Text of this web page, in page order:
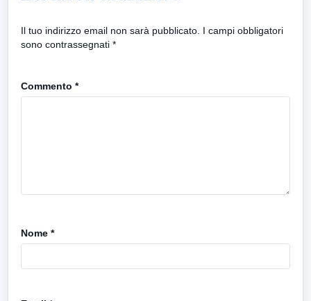
Il tuo indirizzo email non sarà pubblicato. I campi obbligatori
sono contrassegnati *
Commento *
Nome *